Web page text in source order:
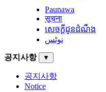
Paunawa
सूचना
សេចក្តីជូនដំណឹង
نوٹس
공지사항 ▼
공지사항
Notice